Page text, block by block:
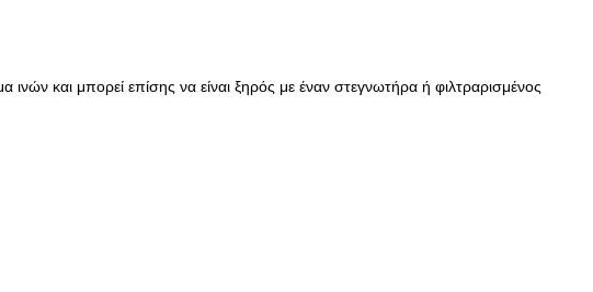
και μπορεί επίσης να είναι ξηρός με έναν στεγνωτήρα ή φιλτραρισμένος